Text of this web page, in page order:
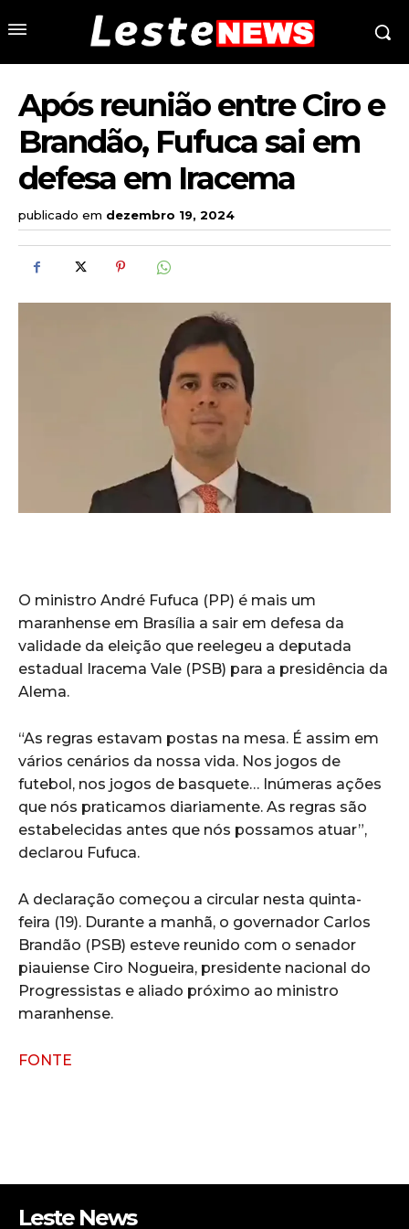
Após reunião entre Ciro e
Brandão, Fufuca sai em
defesa em Iracema
publicado em dezembro 19, 2024
O ministro André Fufuca (PP) é mais um
maranhense em Brasília a sair em defesa da
validade da eleição que reelegeu a deputada
estadual Iracema Vale (PSB) para a presidência da
Alema.
“As regras estavam postas na mesa. É assim em
vários cenários da nossa vida. Nos jogos de
futebol, nos jogos de basquete… Inúmeras ações
que nós praticamos diariamente. As regras são
estabelecidas antes que nós possamos atuar”,
declarou Fufuca.
A declaração começou a circular nesta quinta-
feira (19). Durante a manhã, o governador Carlos
Brandão (PSB) esteve reunido com o senador
piauiense Ciro Nogueira, presidente nacional do
Progressistas e aliado próximo ao ministro
maranhense.
FONTE
Leste News